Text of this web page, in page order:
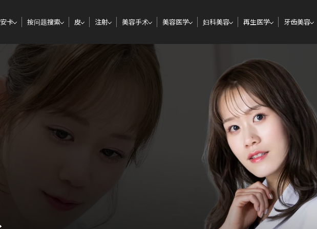
卡 按问题搜索 皮 注射 美容手术 美容医学 妇科美容 再生医学 牙齿美容